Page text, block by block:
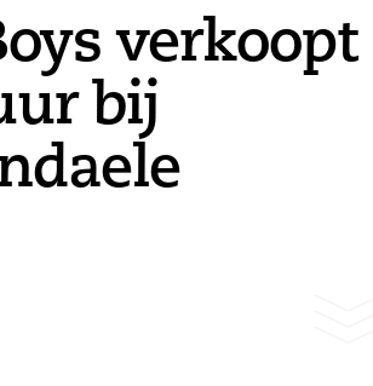
verkoopt
bij